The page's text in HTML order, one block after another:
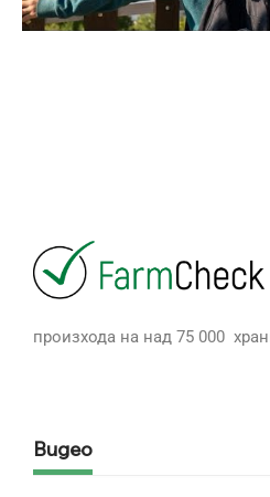
произхода на над 75 000
Видео